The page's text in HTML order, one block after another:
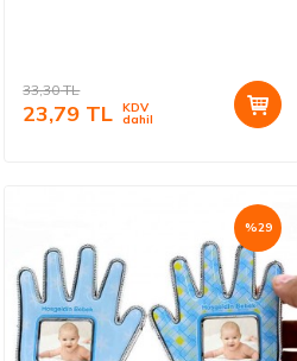
33,30TL
23,79 TL KDV
dahil
%29